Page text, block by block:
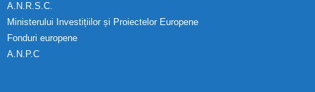
A.N.R.S.C.
Ministerului Investițiilor și Proiectelor Europene
Fonduri europene
A.N.P.C